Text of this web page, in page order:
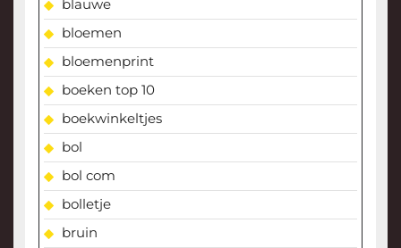
blauwe
bloemen
bloemenprint
boeken top 10
boekwinkeltjes
bol
bol com
bolletje
bruin